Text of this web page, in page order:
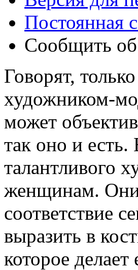
Постоянная
Сообщить
Говорят,
художником-
может
так оно и
талантливого
женщинам. Они
соответствие
выразить в
которое